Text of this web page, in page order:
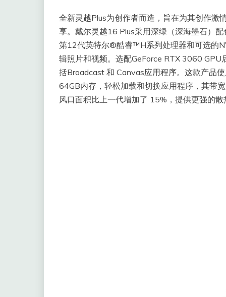
全新灵越Plus为创作者而造，旨在为其创作激
享。戴尔灵越16 Plus采用深绿（深海墨石）
第12代英特尔®酷睿™H系列处理器和可选的
辑照片和视频。选配GeForce RTX 3060
括Broadcast 和 Canvas应用程序。这款产品
64GB内存，轻松加载和切换应用程序，其带
风口面积比上一代增加了 15%，提供更强的